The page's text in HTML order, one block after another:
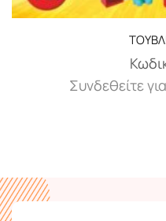
Συνδεθείτε